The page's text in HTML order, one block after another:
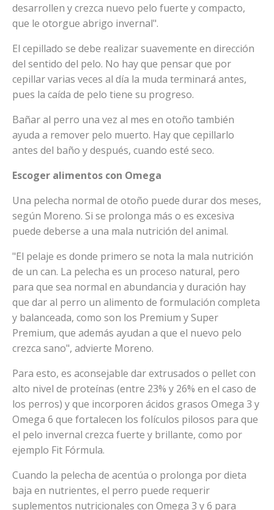
desarrollen y crezca nuevo pelo fuerte y compacto,
que le otorgue abrigo invernal".
El cepillado se debe realizar suavemente en dirección
del sentido del pelo. No hay que pensar que por
cepillar varias veces al día la muda terminará antes,
pues la caída de pelo tiene su progreso.
Bañar al perro una vez al mes en otoño también
ayuda a remover pelo muerto. Hay que cepillarlo
antes del baño y después, cuando esté seco.
Escoger alimentos con Omega
Una pelecha normal de otoño puede durar dos meses,
según Moreno. Si se prolonga más o es excesiva
puede deberse a una mala nutrición del animal.
"El pelaje es donde primero se nota la mala nutrición
de un can. La pelecha es un proceso natural, pero
para que sea normal en abundancia y duración hay
que dar al perro un alimento de formulación completa
y balanceada, como son los Premium y Super
Premium, que además ayudan a que el nuevo pelo
crezca sano", advierte Moreno.
Para esto, es aconsejable dar extrusados o pellet con
alto nivel de proteínas (entre 23% y 26% en el caso de
los perros) y que incorporen ácidos grasos Omega 3 y
Omega 6 que fortalecen los folículos pilosos para que
el pelo invernal crezca fuerte y brillante, como por
ejemplo Fit Fórmula.
Cuando la pelecha de acentúa o prolonga por dieta
baja en nutrientes, el perro puede requerir
suplementos nutricionales con Omega 3 y 6 para